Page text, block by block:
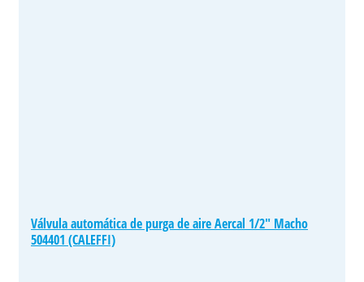
Válvula automática de purga de aire Aercal 1/2″ Macho
504401 (CALEFFI)